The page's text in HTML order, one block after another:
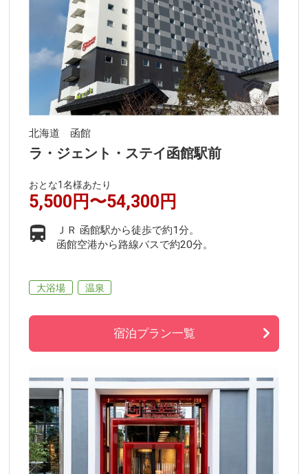
北海道 函館
ラ・ジェント・ステイ函館駅前
おとな1名様あたり
5,500円〜54,300円
ＪＲ 函館駅から徒歩で約1分。
函館空港から路線バスで約20分。
大浴場 温泉
宿泊プラン一覧